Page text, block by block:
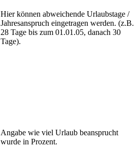
Hier können abweichende Urlaubstage /
Jahresanspruch eingetragen werden. (z.B.
28 Tage bis zum 01.01.05, danach 30
Tage).
Angabe wie viel Urlaub beansprucht
wurde in Prozent.